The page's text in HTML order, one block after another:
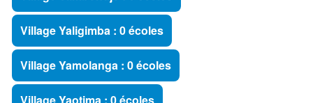
Village Yaligimba : 0 écoles
Village Yamolanga : 0 écoles